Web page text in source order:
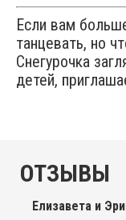
Если вам
танцевать, но
Снегурочка
детей,
ОТЗЫВЫ
Елизавета и